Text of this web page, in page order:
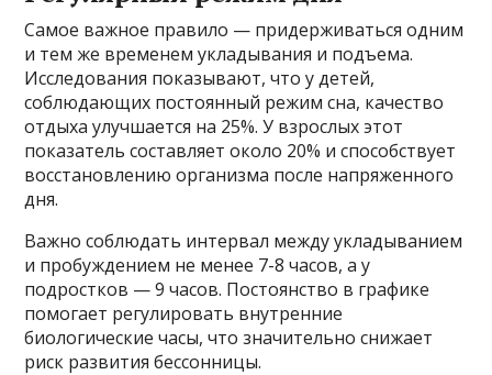
Самое важное правило — придерживаться одним
и тем же временем укладывания и подъема.
Исследования показывают, что у детей,
соблюдающих постоянный режим сна, качество
отдыха улучшается на 25%. У взрослых этот
показатель составляет около 20% и способствует
восстановлению организма после напряженного
дня.
Важно соблюдать интервал между укладыванием
и пробуждением не менее 7-8 часов, а у
подростков — 9 часов. Постоянство в графике
помогает регулировать внутренние
биологические часы, что значительно снижает
риск развития бессонницы.